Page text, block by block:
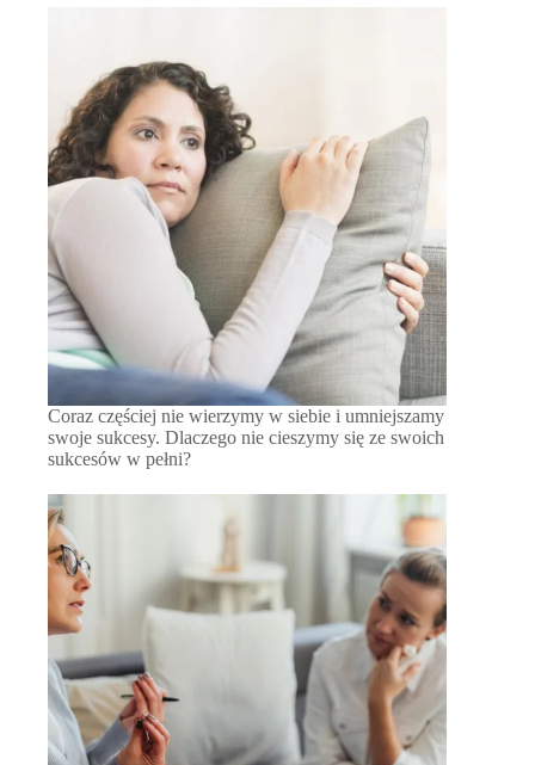
Coraz częściej nie wierzymy w siebie i umniejszamy
swoje sukcesy. Dlaczego nie cieszymy się ze swoich
sukcesów w pełni?